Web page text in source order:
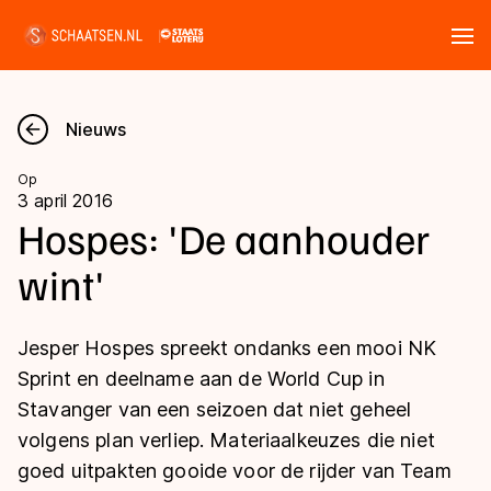
Nieuws
Kalender
Disciplines
Langebaan
Shorttrack
Inlineskaten
Uitslagen
Langebaan
Shorttrack
Marathon
Tijden & historie
Ranglijsten Langebaan
Nieuws
Op
3 april 2016
Hospes: 'De aanhouder
wint'
Jesper Hospes spreekt ondanks een mooi NK
Sprint en deelname aan de World Cup in
Stavanger van een seizoen dat niet geheel
volgens plan verliep. Materiaalkeuzes die niet
goed uitpakten gooide voor de rijder van Team